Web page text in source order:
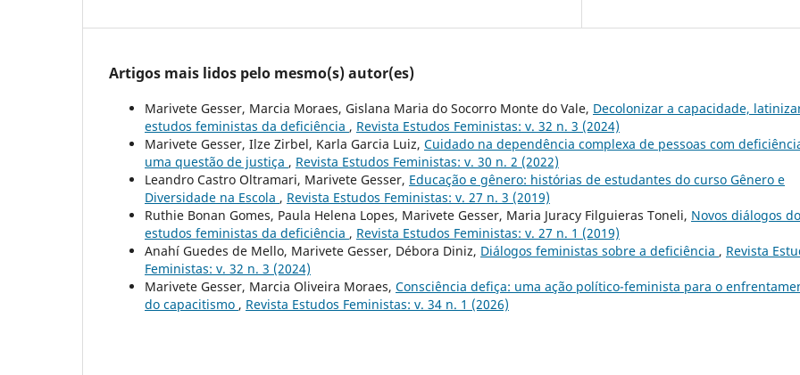
Artigos mais lidos pelo mesmo(s) autor(es)
Marivete Gesser, Marcia Moraes, Gislana Maria do Socorro Monte do Vale, Decolonizar a capacidade,
estudos feministas da deficiência , Revista Estudos Feministas: v. 32 n. 3 (2024)
Marivete Gesser, Ilze Zirbel, Karla Garcia Luiz, Cuidado na dependência complexa de pessoas com
uma questão de justiça , Revista Estudos Feministas: v. 30 n. 2 (2022)
Leandro Castro Oltramari, Marivete Gesser, Educação e gênero: histórias de estudantes do curso Gênero e
Diversidade na Escola , Revista Estudos Feministas: v. 27 n. 3 (2019)
Ruthie Bonan Gomes, Paula Helena Lopes, Marivete Gesser, Maria Juracy Filguieras Toneli, Novos diálogos
estudos feministas da deficiência , Revista Estudos Feministas: v. 27 n. 1 (2019)
Anahí Guedes de Mello, Marivete Gesser, Débora Diniz, Diálogos feministas sobre a deficiência , Revista
Feministas: v. 32 n. 3 (2024)
Marivete Gesser, Marcia Oliveira Moraes, Consciência defiça: uma ação político-feminista para o
do capacitismo , Revista Estudos Feministas: v. 34 n. 1 (2026)